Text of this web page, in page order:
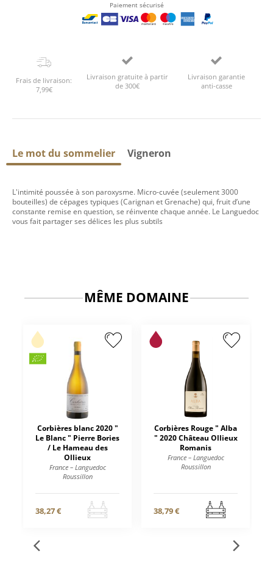
Paiement sécurisé
Frais de livraison:
7,99€
Livraison gratuite à partir
de 300€
Livraison garantie
anti-casse
Le mot du sommelier Vigneron
L'intimité poussée à son paroxysme. Micro-cuvée (seulement 3000
bouteilles) de cépages typiques (Carignan et Grenache) qui, fruit d’une
constante remise en question, se réinvente chaque année. Le Languedoc
vous fait partager ses délices les plus subtils
MÊME DOMAINE
Corbières blanc 2020 "
Le Blanc " Pierre Bories
/ Le Hameau des
Ollieux
France – Languedoc
Roussillon
38,27 €
Corbières Rouge " Alba
" 2020 Château Ollieux
Romanis
France – Languedoc
Roussillon
38,79 €